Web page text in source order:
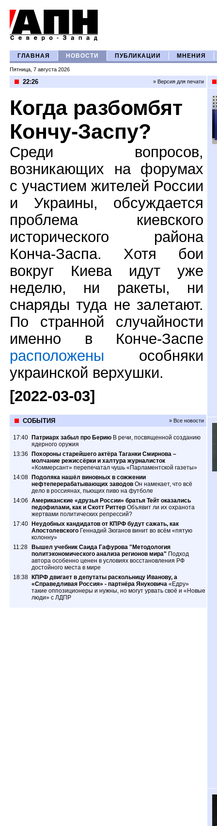
ГЛАВНАЯ НОВОСТИ ПУБЛИКАЦИИ МНЕНИЯ
Пятница, 7 августа 2026
22:26 » Версия для печати
Когда разбомбят
Кончу-Заспу?
Среди вопросов,
возникающих на форумах
с участием жителей России
и Украины, обсуждается
проблема киевского
исторического района
Конча-Заспа. Хотя бои
вокруг Киева идут уже
неделю, ни ракеты, ни
снаряды туда не залетают.
По странной случайности
именно в Конче-Заспе
расположены особняки
украинской верхушки.
[2022-03-03]
СОБЫТИЯ » Все новости
17:40 Патриарх забыл про Берию В речи, посвященной созданию
ядерного оружия
13:36 Похороны старейшего актёра Таганки Смирнова –
молчание режиссёрки и халтура журналисток
«Коммерсант» перепечатал чушь «Парламентской газеты»
14:08 Подоляка нашёл виновных в сожжении
нефтеперерабатывающих заводов Он намекает, что всё
дело в россиянах, пьющих пиво на футболе
14:06 Американские «друзья России» братья Тейт оказались
педофилами, как и Скотт Риттер Объявит ли их охранота
жертвами политических репрессий?
17:40 Неудобных кандидатов от КПРФ будут сажать, как
Апостолевского Геннадий Зюганов винит во всём «пятую
колонну»
11:28 Вышел учебник Саида Гафурова "Методология
политэкономического анализа регионов мира" Подход
автора особенно ценен в условиях восстановления РФ
достойного места в мире
18:38 КПРФ двигает в депутаты раскольницу Иванову, а
«Справедливая Россия» - партнёра Януковича «Едру»
такие оппозиционеры и нужны, но могут урвать своё и «Новые
люди» с ЛДПР